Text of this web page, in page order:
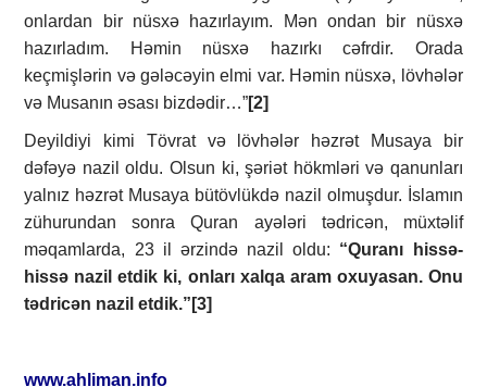
onlardan bir nüsxə hazırlayım. Mən ondan bir nüsxə
hazırladım. Həmin nüsxə hazırkı cəfrdir. Orada
keçmişlərin və gələcəyin elmi var. Həmin nüsxə, lövhələr
və Musanın əsası bizdədir…”[2]
Deyildiyi kimi Tövrat və lövhələr həzrət Musaya bir
dəfəyə nazil oldu. Olsun ki, şəriət hökmləri və qanunları
yalnız həzrət Musaya bütövlükdə nazil olmuşdur. İslamın
zühurundan sonra Quran ayələri tədricən, müxtəlif
məqamlarda, 23 il ərzində nazil oldu: “Quranı hissə-
hissə nazil etdik ki, onları xalqa aram oxuyasan. Onu
tədricən nazil etdik.” [3]
www.ahliman.info